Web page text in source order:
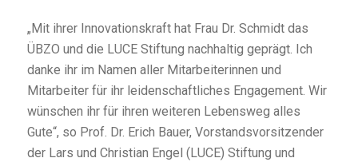
„Mit ihrer Innovationskraft hat Frau Dr. Schmidt das
ÜBZO und die LUCE Stiftung nachhaltig geprägt. Ich
danke ihr im Namen aller Mitarbeiterinnen und
Mitarbeiter für ihr leidenschaftliches Engagement. Wir
wünschen ihr für ihren weiteren Lebensweg alles
Gute“, so Prof. Dr. Erich Bauer, Vorstandsvorsitzender
der Lars und Christian Engel (LUCE) Stiftung und